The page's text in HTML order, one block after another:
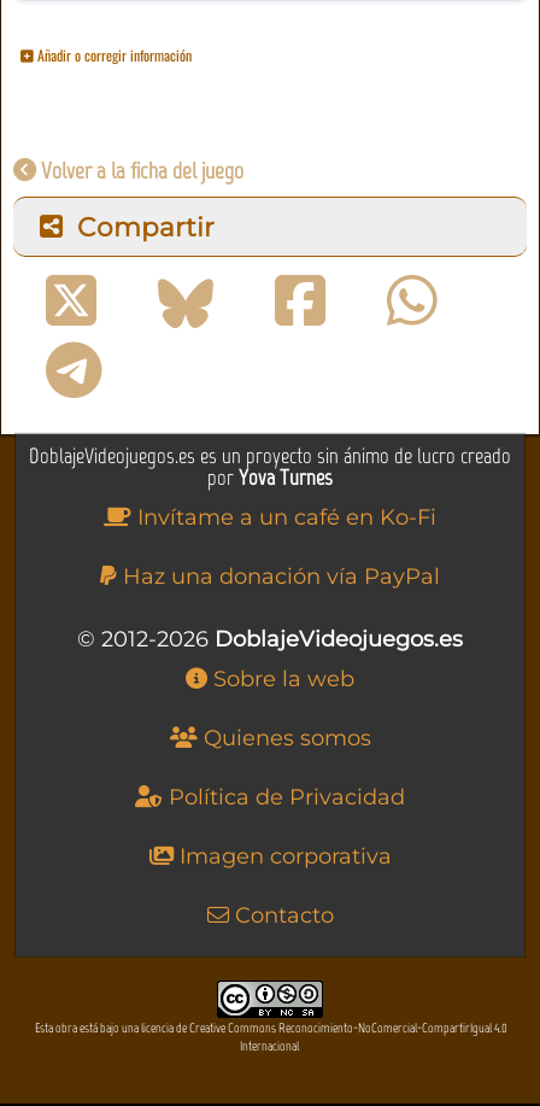
Añadir o corregir información
Volver a la ficha del juego
Compartir
DoblajeVideojuegos.es es un proyecto sin ánimo de lucro creado
porYova Turnes
Invítame a un café en Ko-Fi
Haz una donación vía PayPal
© 2012-2026 DoblajeVideojuegos.es
Sobre la web
Quienes somos
Política de Privacidad
Imagen corporativa
Contacto
Esta obra está bajo una licencia de Creative Commons Reconocimiento-NoComercial-CompartirIgual 4.0
Internacional